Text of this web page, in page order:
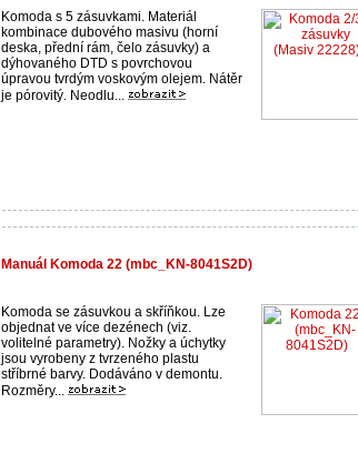
Komoda s 5 zásuvkami. Materiál
kombinace dubového masivu (horní
deska, přední rám, čelo zásuvky) a
dýhovaného DTD s povrchovou
úpravou tvrdým voskovým olejem. Nátěr
je pórovitý. Neodlu...
Manuál Komoda 22 (mbc_KN-8041S2D)
Komoda se zásuvkou a skříňkou. Lze
objednat ve více dezénech (viz.
volitelné parametry). Nožky a úchytky
jsou vyrobeny z tvrzeného plastu
stříbrné barvy. Dodáváno v demontu.
Rozměry...